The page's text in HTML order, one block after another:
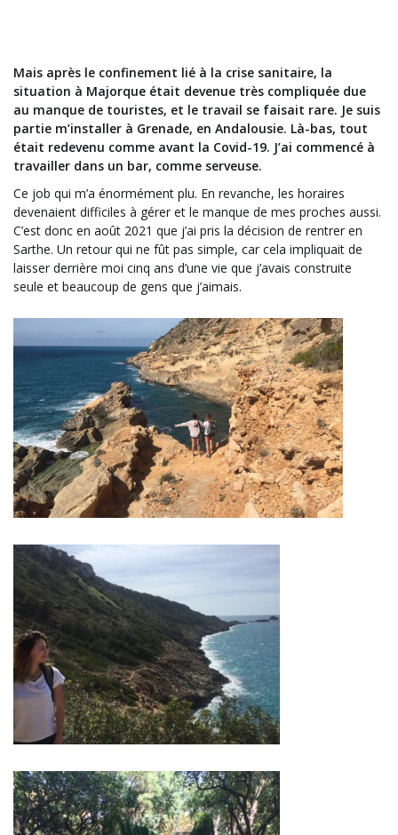
Mais après le confinement lié à la crise sanitaire, la
situation à Majorque était devenue très compliquée due
au manque de touristes, et le travail se faisait rare. Je suis
partie m’installer à Grenade, en Andalousie. Là-bas, tout
était redevenu comme avant la Covid-19. J’ai commencé à
travailler dans un bar, comme serveuse.
Ce job qui m’a énormément plu. En revanche, les horaires
devenaient difficiles à gérer et le manque de mes proches aussi.
C’est donc en août 2021 que j’ai pris la décision de rentrer en
Sarthe. Un retour qui ne fût pas simple, car cela impliquait de
laisser derrière moi cinq ans d’une vie que j’avais construite
seule et beaucoup de gens que j’aimais.